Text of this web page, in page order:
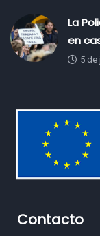
La
en
5 de
Contacto